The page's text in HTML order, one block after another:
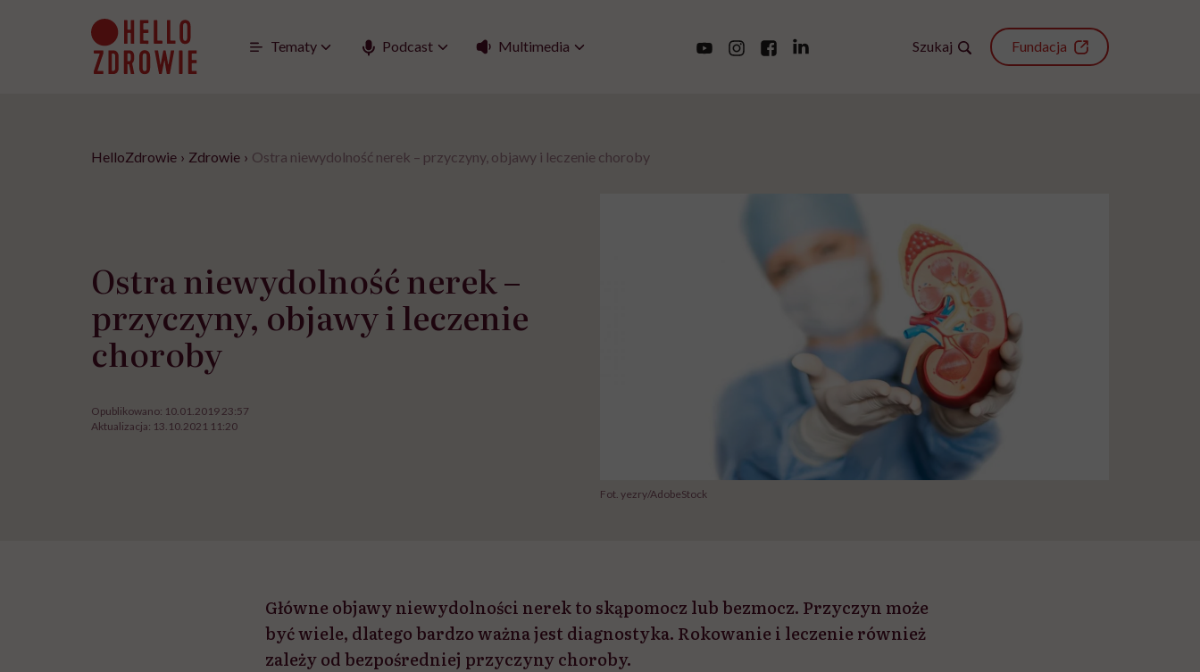
Tematy Podcast Multimedia Szukaj Fundacja
HelloZdrowie › Zdrowie › Ostra niewydolność nerek – przyczyny, objawy i leczenie choroby
Ostra niewydolność nerek –
przyczyny, objawy i leczenie
choroby
Opublikowano: 10.01.2019 23:57
Aktualizacja: 13.10.2021 11:20
Fot. yezry/AdobeStock
Główne objawy niewydolności nerek to skąpomocz lub bezmocz. Przyczyn może
być wiele, dlatego bardzo ważna jest diagnostyka. Rokowanie i leczenie również
zależy od bezpośredniej przyczyny choroby.